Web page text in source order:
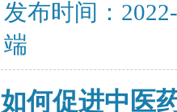
发布时间：
端
如何促进中医